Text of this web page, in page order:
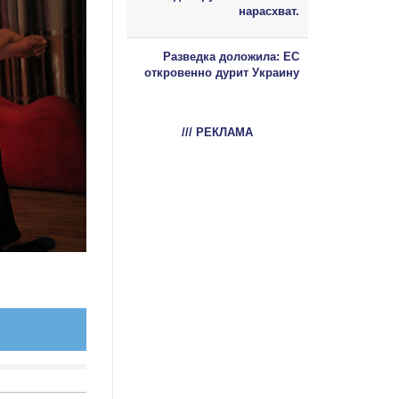
нарасхват.
Разведка доложила: ЕС
откровенно дурит Украину
/// РЕКЛАМА